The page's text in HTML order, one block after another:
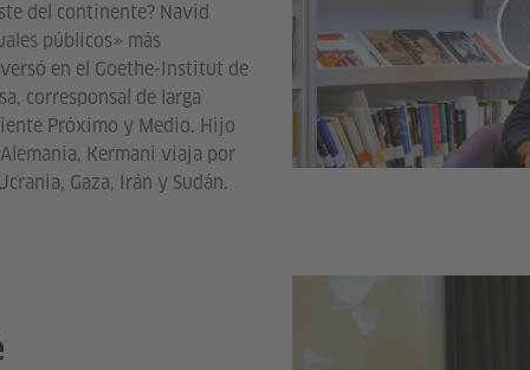
del continente? Navid
públicos» más
en el Goethe-Institut de
corresponsal de larga
Próximo y Medio. Hijo
Kermani viaja por
Gaza, Irán y Sudán.